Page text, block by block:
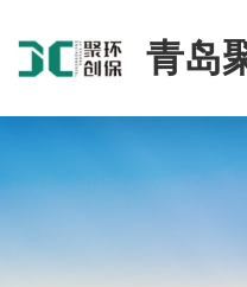
青岛